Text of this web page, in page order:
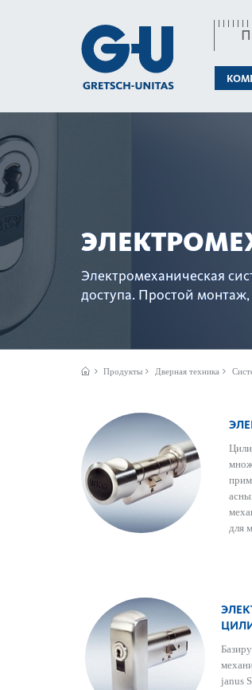
Электромеханическая
дос­тупа. Простой
Продукты Дверная техника
для
janus